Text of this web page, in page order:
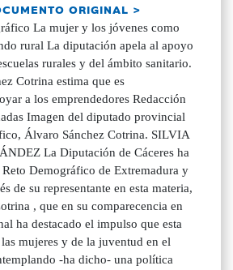
ORIGINAL >
La mujer y los jóvenes como
rural La diputación apela al apoyo
rurales y del ámbito sanitario.
Cotrina estima que es
a los emprendedores Redacción
Imagen del diputado provincial
Álvaro Sánchez Cotrina. SILVIA
La Diputación de Cáceres ha
Demográfico de Extremadura y
de su representante en esta materia,
, que en su comparecencia en
ha destacado el impulso que esta
mujeres y de la juventud en el
-ha dicho- una política